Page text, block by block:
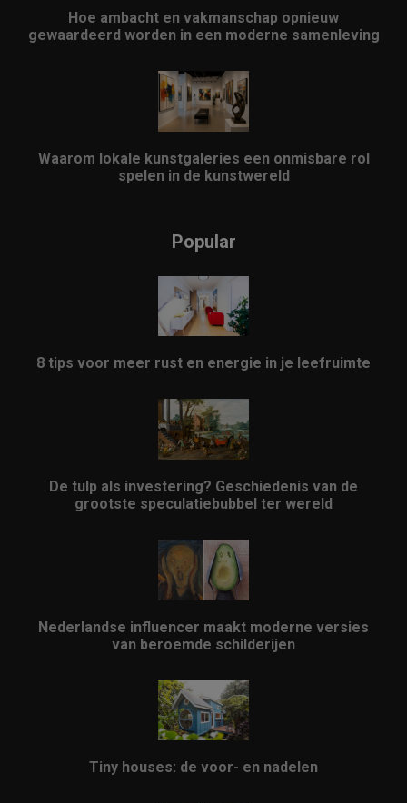
Hoe ambacht en vakmanschap opnieuw
gewaardeerd worden in een moderne samenleving
Waarom lokale kunstgaleries een onmisbare rol
spelen in de kunstwereld
Popular
8 tips voor meer rust en energie in je leefruimte
De tulp als investering? Geschiedenis van de
grootste speculatiebubbel ter wereld
Nederlandse influencer maakt moderne versies
van beroemde schilderijen
Tiny houses: de voor- en nadelen